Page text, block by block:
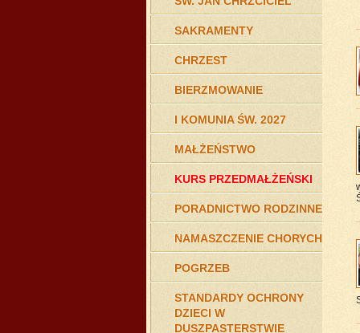
SAKRAMENTY
CHRZEST
BIERZMOWANIE
I KOMUNIA ŚW. 2027
MAŁŻEŃSTWO
KURS PRZEDMAŁŻEŃSKI
PORADNICTWO RODZINNE
NAMASZCZENIE CHORYCH
POGRZEB
STANDARDY OCHRONY
DZIECI W
DUSZPASTERSTWIE